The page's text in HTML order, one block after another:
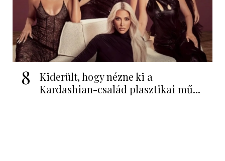
8
Kiderült, hogy nézne ki a
Kardashian-család plasztikai mű...